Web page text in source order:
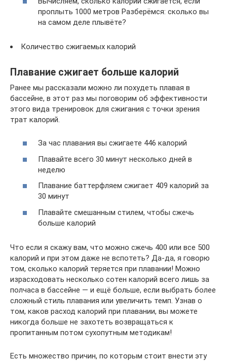
проплыть 1000 метров Разберёмся: сколько вы
на самом деле плывёте?
Количество сжигаемых калорий
Плавание сжигает больше калорий
Ранее мы рассказали можно ли похудеть плавая в
бассейне, в этот раз мы поговорим об эффективности
этого вида тренировок для сжигания с точки зрения
трат калорий.
За час плавания вы сжигаете 446 калорий
Плавайте всего 30 минут несколько дней в
неделю
Плавание баттерфляем сжигает 409 калорий за
30 минут
Плавайте смешанным стилем, чтобы сжечь
больше калорий
Что если я скажу вам, что можно сжечь 400 или все 500
калорий и при этом даже не вспотеть? Да-да, я говорю
том, сколько калорий теряется при плавании! Можно
израсходовать несколько сотен калорий всего лишь за
полчаса в бассейне — и ещё больше, если выбрать более
сложный стиль плавания или увеличить темп. Узнав о
том, каков расход калорий при плавании, вы можете
никогда больше не захотеть возвращаться к
пропитанным потом сухопутным методикам!
Есть множество причин, по которым стоит внести эту